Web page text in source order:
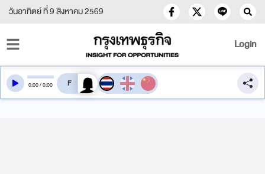
วันอาทิตย์ ที่ 9 สิงหาคม 2569
Login
0:00/0:00 สลับเสียงอ่าน